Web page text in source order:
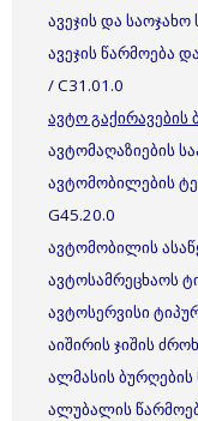
ავეჯის და
ავეჯის წარმოება
/ C31.01.0
ავტო გაქირავების
ავტომაღაზიების
ავტომობილების
G45.20.0
ავტომობილის
ავტოსამრეცხაოს
ავტოსერვისი
აიშირის ჯიშის
ალმასის ბურღების
ალუბალის